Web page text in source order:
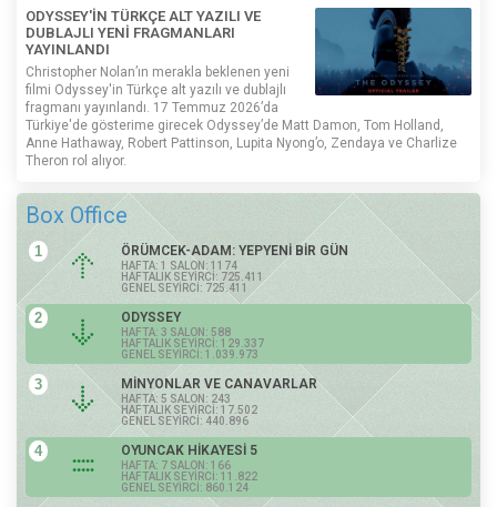
ODYSSEY'İN TÜRKÇE ALT YAZILI VE
DUBLAJLI YENİ FRAGMANLARI
YAYINLANDI
Christopher Nolan’ın merakla beklenen yeni
filmi Odyssey'in Türkçe alt yazılı ve dublajlı
fragmanı yayınlandı. 17 Temmuz 2026’da
Türkiye'de gösterime girecek Odyssey’de Matt Damon, Tom Holland,
Anne Hathaway, Robert Pattinson, Lupita Nyong’o, Zendaya ve Charlize
Theron rol alıyor.
Box Office
1 ÖRÜMCEK-ADAM: YEPYENİ BİR GÜN
HAFTA: 1 SALON: 1174
HAFTALIK SEYİRCİ: 725.411
GENEL SEYİRCİ: 725.411
2 ODYSSEY
HAFTA: 3 SALON: 588
HAFTALIK SEYİRCİ: 129.337
GENEL SEYİRCİ: 1.039.973
3 MİNYONLAR VE CANAVARLAR
HAFTA: 5 SALON: 243
HAFTALIK SEYİRCİ: 17.502
GENEL SEYİRCİ: 440.896
4 OYUNCAK HİKAYESİ 5
HAFTA: 7 SALON: 166
HAFTALIK SEYİRCİ: 11.822
GENEL SEYİRCİ: 860.124